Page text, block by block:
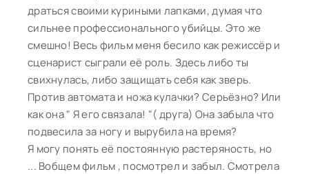
драться своими куриными лапками, думая что
сильнее профессионального убийцы. Это же
смешно! Весь фильм меня бесило как режиссёр и
сценарист сыграли её роль. Здесь либо ты
свихнулась, либо защищать себя как зверь.
Против автомата и ножа кулачки? Серьёзно? Или
как она " Я его связала! "( друга) Она забыла что
подвесила за ногу и вырубила на время?
Я могу понять её постоянную растеряность, но
... Вобщем фильм , посмотрел и забыл. Смотрела